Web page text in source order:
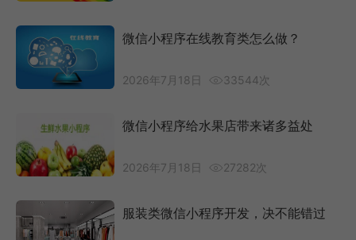
微信小程序在线教育类怎么做？
2026年7月18日 33544次
微信小程序给水果店带来诸多益处
2026年7月18日 27282次
服装类微信小程序开发，决不能错过